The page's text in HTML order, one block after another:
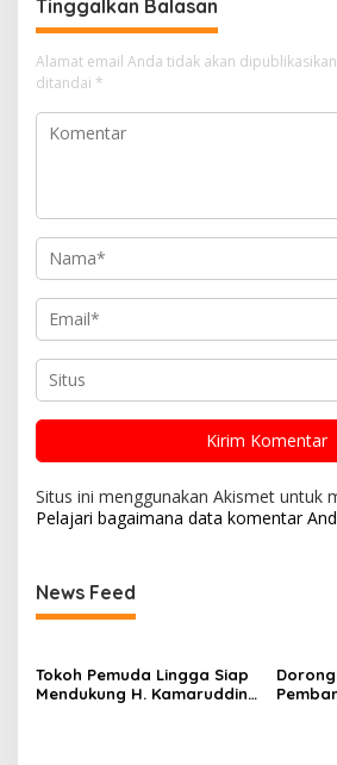
Tinggalkan Balasan
Alamat email Anda tidak akan
ditandai *
Situs ini menggunakan Akismet untuk
Pelajari bagaimana data komentar
News Feed
Tokoh Pemuda Lingga Siap
Mendukung H. Kamaruddin